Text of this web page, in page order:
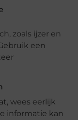
zoals ijzer en
een
wees eerlijk
informatie kan